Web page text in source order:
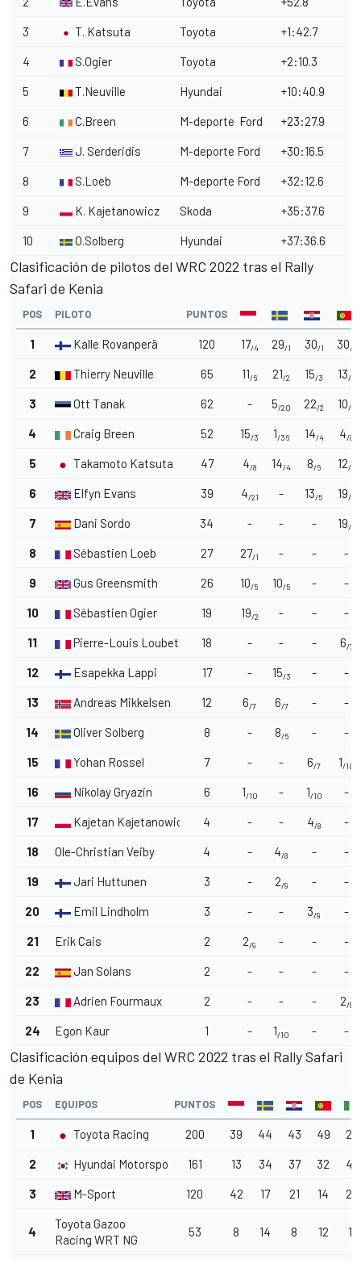
3 T. Katsuta Toyota +1:42.7
4 S.Ogier Toyota +2:10.3
5 T.Neuville Hyundai +10:40.9
6 C.Breen M-deporte Ford +23:27.9
7 J. Serderidis M-deporte Ford +30:16.5
8 S.Loeb M-deporte Ford +32:12.6
9 K. Kajetanowicz Skoda +35:37.6
10 O.Solberg Hyundai +37:36.6
Clasificación de pilotos del WRC 2022 tras el Rally
Safari de Kenia
POS PILOTO PUNTOS
1 Kalle Rovanperä 120 17/4 29/1 30/1 30/1
2 Thierry Neuville 65 11/6 21/2 15/3 13/5
3 Ott Tanak 62 - 5/20 22/2 10/6
4 Craig Breen 52 15/3 1/36 14/4 4/8
5 Takamoto Katsuta 47 4/8 14/4 8/6 12/4
6 Elfyn Evans 39 4/21 - 13/5 19/2
7 Dani Sordo 34 - - - 19/3
8 Sébastien Loeb 27 27/1 - - -
9 Gus Greensmith 26 10/5 10/5 - -
10 Sébastien Ogier 19 19/2 - - -
11 Pierre-Louis Loubet 18 - - - 6/7
12 Esapekka Lappi 17 - 15/3 - -
13 Andreas Mikkelsen 12 6/7 6/7 - -
14 Oliver Solberg 8 - 8/6 - -
15 Yohan Rossel 7 - - 6/7 1/10
16 Nikolay Gryazin 6 1/10 - 1/10 -
17 Kajetan Kajetanowics 4 - - 4/8 -
18 Ole-Christian Veiby 4 - 4/8 - -
19 Jari Huttunen 3 - 2/9 - -
20 Emil Lindholm 3 - - 3/9 -
21 Erik Cais 2 2/9 - - -
22 Jan Solans 2 - - - -
23 Adrien Fourmaux 2 - - - 2/9
24 Egon Kaur 1 - 1/10 - -
Clasificación equipos del WRC 2022 tras el Rally Safari
de Kenia
POS EQUIPOS PUNTOS
1 Toyota Racing 200 39 44 43 49 25
2 Hyundai Motorsport 161 13 34 37 32 45
3 M-Sport 120 42 17 21 14 26
4
Toyota Gazoo
Racing WRT NG
53 8 14 8 12 11